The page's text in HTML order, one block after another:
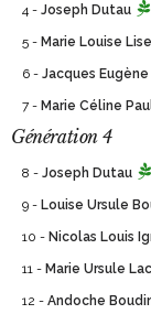
4 - Joseph Dutau
5 - Marie Louise
6 - Jacques
7 - Marie Céline
Génération 4
8 - Joseph Dutau
9 - Louise Ursule
10 - Nicolas Louis
11 - Marie Ursule
12 - Andoche